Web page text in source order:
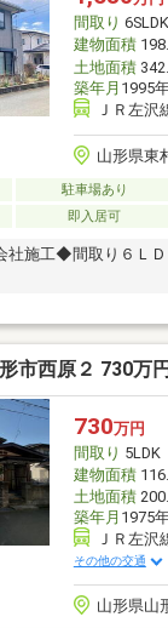
間取り 6SLDK
建物面積
土地面積
築年月 1995
ＪＲ左
山形県東
駐車場あり
即入居可
施工◆間取り６ＬＤ
市西原２ 730万
730万円
間取り 5LDK
建物面積
土地面積
築年月 1975
ＪＲ左沢
その他の交通
山形県山